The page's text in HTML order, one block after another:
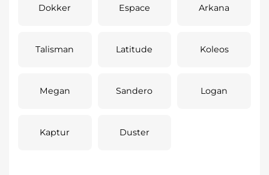
Dokker Espace Arkana
Talisman Latitude Koleos
Megan Sandero Logan
Kaptur Duster